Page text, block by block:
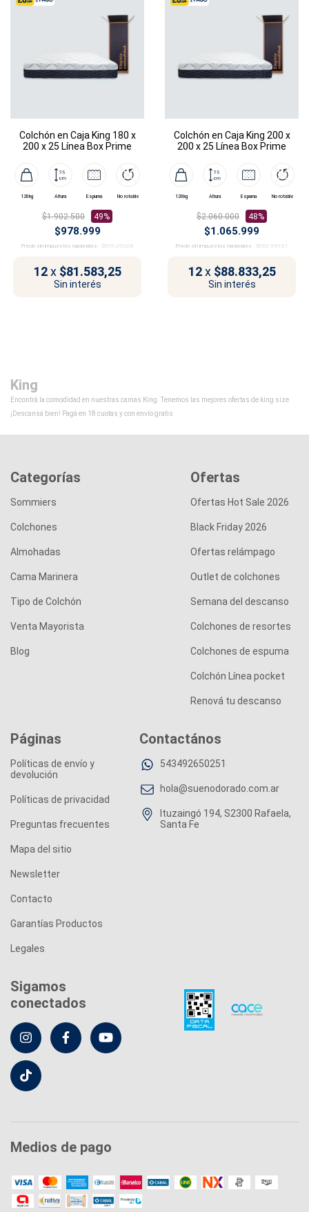
Colchón en Caja King 180 x
200 x 25 Línea Box Prime
120kg Altura Espuma No rotable
$1.902.500 49%
$978.999
Precio sin impuestos nacionales: $809.090,08
12 x $81.583,25
Sin interés
Colchón en Caja King 200 x
200 x 25 Línea Box Prime
120kg Altura Espuma No rotable
$2.060.000 48%
$1.065.999
Precio sin impuestos nacionales: $880.990,91
12 x $88.833,25
Sin interés
King
Encontrá la comodidad en nuestras camas King. Tenemos las mejores ofertas de king size
¡Descansá bien! Pagá en 18 cuotas y con envío gratis
Categorías
Sommiers
Colchones
Almohadas
Cama Marinera
Tipo de Colchón
Venta Mayorista
Blog
Ofertas
Ofertas Hot Sale 2026
Black Friday 2026
Ofertas relámpago
Outlet de colchones
Semana del descanso
Colchones de resortes
Colchones de espuma
Colchón Línea pocket
Renová tu descanso
Páginas
Políticas de envío y
devolución
Políticas de privacidad
Preguntas frecuentes
Mapa del sitio
Newsletter
Contacto
Garantías Productos
Legales
Contactános
543492650251
hola@suenodorado.com.ar
Ituzaingó 194, S2300 Rafaela,
Santa Fe
Sigamos
conectados
Medios de pago